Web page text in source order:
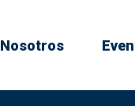
Nosotros